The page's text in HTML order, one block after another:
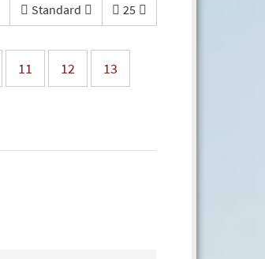
Standard 25
11 12 13